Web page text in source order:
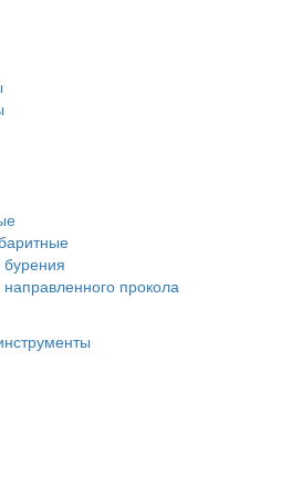
бурения
направленного прокола